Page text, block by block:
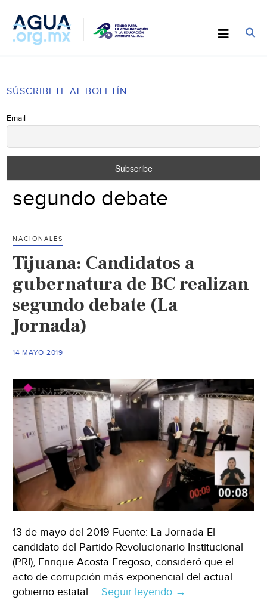
SÚSCRIBETE AL BOLETÍN
Email
segundo debate
NACIONALES
Tijuana: Candidatos a
gubernatura de BC realizan
segundo debate (La
Jornada)
14 MAYO 2019
13 de mayo del 2019 Fuente: La Jornada El
candidato del Partido Revolucionario Institucional
(PRI), Enrique Acosta Fregoso, consideró que el
acto de corrupción más exponencial del actual
gobierno estatal … Seguir leyendo Tijuana:
→